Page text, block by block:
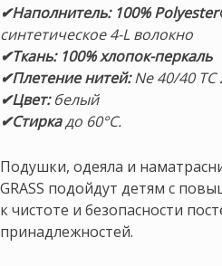
✔Наполнитель: 100%
синтетическое 4-L волокно
✔Ткань: 100% хлопок-перкаль
✔Плетение нитей:Ne 40/40 TC
✔Цвет:белый
✔Стиркадо 60°C.
Подушки, одеяла и
GRASS подойдут детям с
к чистоте и безопасности
принадлежностей.